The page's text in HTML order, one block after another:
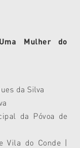
Uma Mulher do
da Silva
da Póvoa de
Vila do Conde |